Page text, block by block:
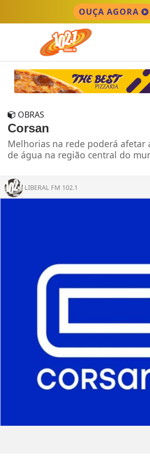
OUÇA AGORA
OBRAS
Corsan
Melhorias na rede poderá afetar
de água na região central do
LIBERAL FM 102.1